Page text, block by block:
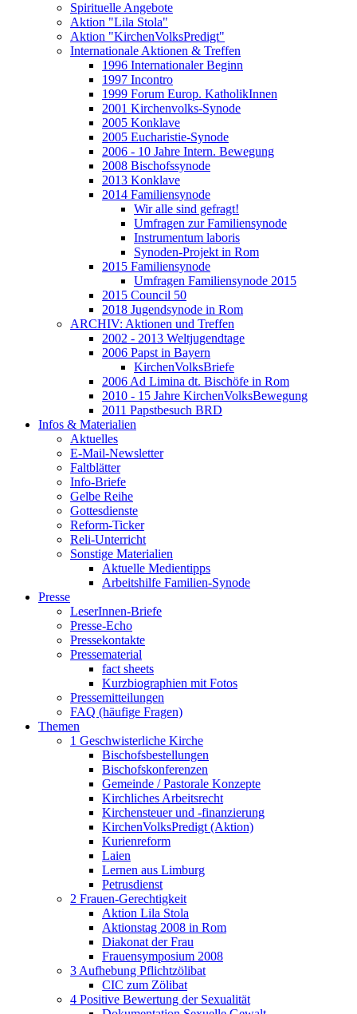
Spirituelle Angebote
Aktion "Lila Stola"
Aktion "KirchenVolksPredigt"
Internationale Aktionen & Treffen
1996 Internationaler Beginn
1997 Incontro
1999 Forum Europ. KatholikInnen
2001 Kirchenvolks-Synode
2005 Konklave
2005 Eucharistie-Synode
2006 - 10 Jahre Intern. Bewegung
2008 Bischofssynode
2013 Konklave
2014 Familiensynode
Wir alle sind gefragt!
Umfragen zur Familiensynode
Instrumentum laboris
Synoden-Projekt in Rom
2015 Familiensynode
Umfragen Familiensynode 2015
2015 Council 50
2018 Jugendsynode in Rom
ARCHIV: Aktionen und Treffen
2002 - 2013 Weltjugendtage
2006 Papst in Bayern
KirchenVolksBriefe
2006 Ad Limina dt. Bischöfe in Rom
2010 - 15 Jahre KirchenVolksBewegung
2011 Papstbesuch BRD
Infos & Materialien
Aktuelles
E-Mail-Newsletter
Faltblätter
Info-Briefe
Gelbe Reihe
Gottesdienste
Reform-Ticker
Reli-Unterricht
Sonstige Materialien
Aktuelle Medientipps
Arbeitshilfe Familien-Synode
Presse
LeserInnen-Briefe
Presse-Echo
Pressekontakte
Pressematerial
fact sheets
Kurzbiographien mit Fotos
Pressemitteilungen
FAQ (häufige Fragen)
Themen
1 Geschwisterliche Kirche
Bischofsbestellungen
Bischofskonferenzen
Gemeinde / Pastorale Konzepte
Kirchliches Arbeitsrecht
Kirchensteuer und -finanzierung
KirchenVolksPredigt (Aktion)
Kurienreform
Laien
Lernen aus Limburg
Petrusdienst
2 Frauen-Gerechtigkeit
Aktion Lila Stola
Aktionstag 2008 in Rom
Diakonat der Frau
Frauensymposium 2008
3 Aufhebung Pflichtzölibat
CIC zum Zölibat
4 Positive Bewertung der Sexualität